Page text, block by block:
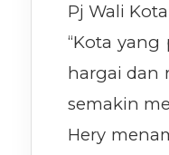
Pj Wali
“Kota
hargai dan
semakin
Hery